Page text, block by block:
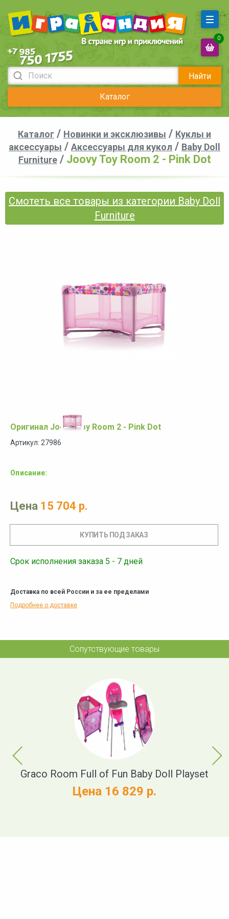
Найти
Каталог
0
Каталог / Новинки и эксклюзивы / Куклы и
аксессуары / Аксессуары для кукол / Baby Doll
Furniture/ Joovy Toy Room 2 - Pink Dot
Смотеть все товары из категории Baby Doll
Furniture
Оригинал Joovy Toy Room 2 - Pink Dot
Артикул: 27986
Описание:
Цена 15 704 р.
Срок исполнения заказа 5 - 7 дней
Доставка по всей России и за ее пределами
Подробнее о доставке
Сопутствующие товары
Previous
Graco Room Full of Fun Baby Doll Playset
Цена 16 829 р.
Next